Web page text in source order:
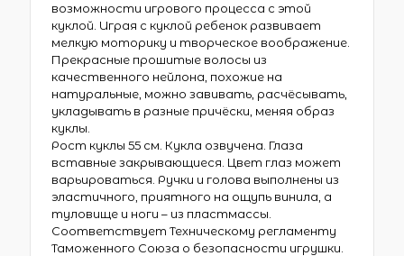
возможности игрового процесса с этой
куклой. Играя с куклой ребенок развивает
мелкую моторику и творческое воображение.
Прекрасные прошитые волосы из
качественного нейлона, похожие на
натуральные, можно завивать, расчёсывать,
укладывать в разные причёски, меняя образ
куклы.
Рост куклы 55 см. Кукла озвучена. Глаза
вставные закрывающиеся. Цвет глаз может
варьироваться. Ручки и голова выполнены из
эластичного, приятного на ощупь винила, а
туловище и ноги – из пластмассы.
Соответствует Техническому регламенту
Таможенного Союза о безопасности игрушки.